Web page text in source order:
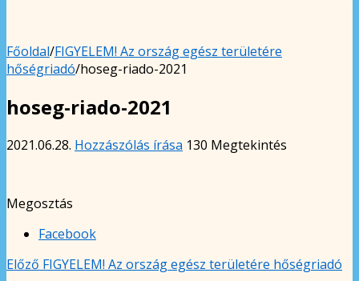
Főoldal/FIGYELEM! Az ország egész területére
hőségriadó/hoseg-riado-2021
hoseg-riado-2021
2021.06.28. Hozzászólás írása 130 Megtekintés
Megosztás
Facebook
Előző FIGYELEM! Az ország egész területére hőségriadó